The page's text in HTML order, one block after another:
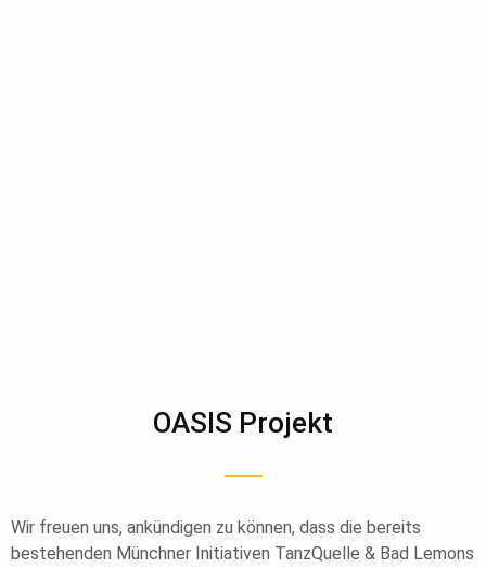
OASIS Projekt
Wir freuen uns, ankündigen zu können, dass die bereits
bestehenden Münchner Initiativen TanzQuelle & Bad Lemons